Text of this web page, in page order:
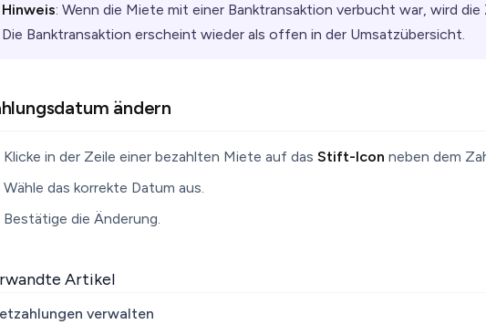
Hinweis: Wenn die Miete mit einer Banktransaktion verbucht war, wird
Die Banktransaktion erscheint wieder als offen in der Umsatzübersicht.
ändern
Klicke in der Zeile einer bezahlten Miete auf das Stift-Icon neben dem
Wähle das korrekte Datum aus.
Bestätige die Änderung.
Artikel
verwalten